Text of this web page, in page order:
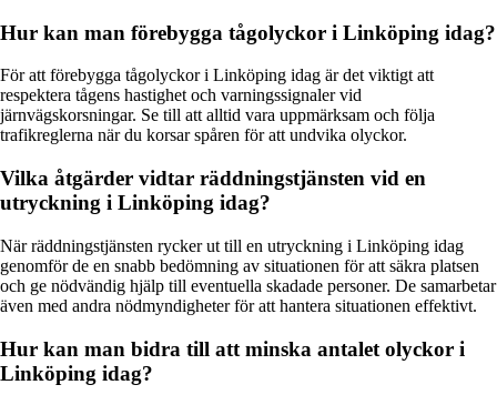
Hur kan man förebygga tågolyckor i Linköping idag?
För att förebygga tågolyckor i Linköping idag är det viktigt att
respektera tågens hastighet och varningssignaler vid
järnvägskorsningar. Se till att alltid vara uppmärksam och följa
trafikreglerna när du korsar spåren för att undvika olyckor.
Vilka åtgärder vidtar räddningstjänsten vid en
utryckning i Linköping idag?
När räddningstjänsten rycker ut till en utryckning i Linköping idag
genomför de en snabb bedömning av situationen för att säkra platsen
och ge nödvändig hjälp till eventuella skadade personer. De samarbetar
även med andra nödmyndigheter för att hantera situationen effektivt.
Hur kan man bidra till att minska antalet olyckor i
Linköping idag?